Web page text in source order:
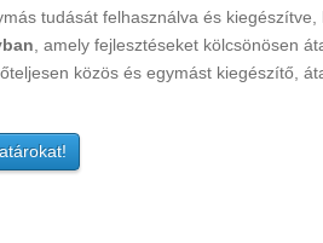
tudását felhasználva és
, amely fejlesztéseket kölcsönösen
közös és egymást kiegészítő,